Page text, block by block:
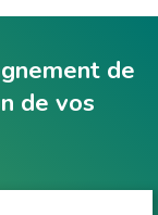
de
de vos